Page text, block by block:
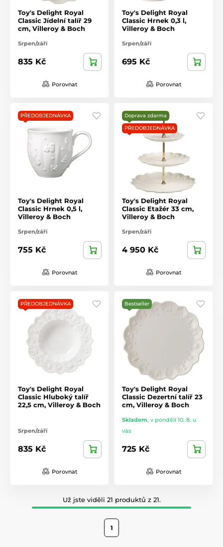
Toy's Delight Royal
Classic Jídelní talíř 29
cm, Villeroy & Boch
Srpen/září
835 Kč
Porovnat
Toy's Delight Royal
Classic Hrnek 0,3 l,
Villeroy & Boch
Srpen/září
695 Kč
Porovnat
PŘEDOBJEDNÁVKA
Toy's Delight Royal
Classic Hrnek 0,5 l,
Villeroy & Boch
Srpen/září
755 Kč
Porovnat
Doprava zdarma
PŘEDOBJEDNÁVKA
Toy's Delight Royal
Classic Etažér 33 cm,
Villeroy & Boch
Srpen/září
4 950 Kč
Porovnat
PŘEDOBJEDNÁVKA
Toy's Delight Royal
Classic Hluboký talíř
22,5 cm, Villeroy & Boch
Srpen/září
835 Kč
Porovnat
Bestseller
Toy's Delight Royal
Classic Dezertní talíř 23
cm, Villeroy & Boch
Skladem, v pondělí 10. 8. u
vás
725 Kč
Porovnat
Už jste viděli 21 produktů z 21.
1